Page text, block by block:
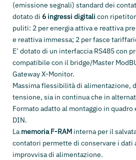
(emissione segnali) standard dei
dotato di 6 ingressi digitali con
puliti: 2 per energia attiva e reattiva
e reattiva immessa; 2 per fasce
E’ dotato di un interfaccia RS485 con
compatibile con il bridge/Master
Gateway X-Monitor.
Massima flessibilità di alimentazione,
tensione, sia in continua che in
Formato adatto al montaggio in
DIN.
La memoria F-RAM interna per il
contatori permette di conservare i dati
improvvisa di alimentazione.